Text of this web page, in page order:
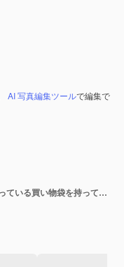
AI 写真編集ツールで編集で
原付の近くに立っている彼女の目を覆っている買い物袋を持っている正面図若い女性